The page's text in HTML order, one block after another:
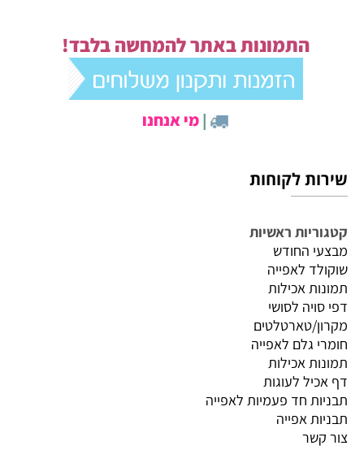
התמונות באתר להמחשה בלבד!
|מי אנחנו
שירות לקוחות
קטגוריות ראשיות
מבצעי החודש
שוקולד לאפייה
תמונות אכילות
דפי סויה לסושי
מקרון/טארטלטים
חומרי גלם לאפייה
תמונות אכילות
דף אכיל לעוגות
תבניות חד פעמיות לאפייה
תבניות אפייה
צור קשר